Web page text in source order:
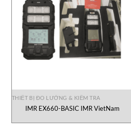
THIẾT BỊ ĐO LƯỜNG & KIỂM TRA
IMR EX660-BASIC IMR VietNam